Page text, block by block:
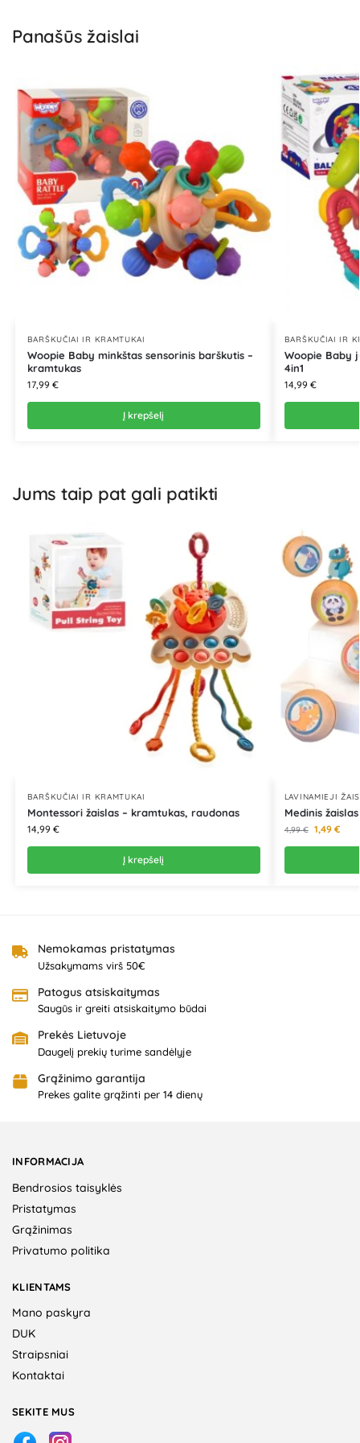
Panašūs žaislai
BARŠKUČIAI IR KRAMTUKAI
Woopie Baby minkštas sensorinis barškutis –
kramtukas
17,99 €
Į krepšelį
BARŠKUČIAI IR
Woopie Baby
4in1
14,99 €
Jums taip pat gali patikti
BARŠKUČIAI IR KRAMTUKAI
Montessori žaislas – kramtukas, raudonas
14,99 €
Į krepšelį
LAVINAMIEJI
Medinis žaislas
4,99€ 1,49 €
Nemokamas pristatymas
Užsakymams virš 50€
Patogus atsiskaitymas
Saugūs ir greiti atsiskaitymo būdai
Prekės Lietuvoje
Daugelį prekių turime sandėlyje
Grąžinimo garantija
Prekes galite grąžinti per 14 dienų
INFORMACIJA
Bendrosios taisyklės
Pristatymas
Grąžinimas
Privatumo politika
KLIENTAMS
Mano paskyra
DUK
Straipsniai
Kontaktai
SEKITE MUS